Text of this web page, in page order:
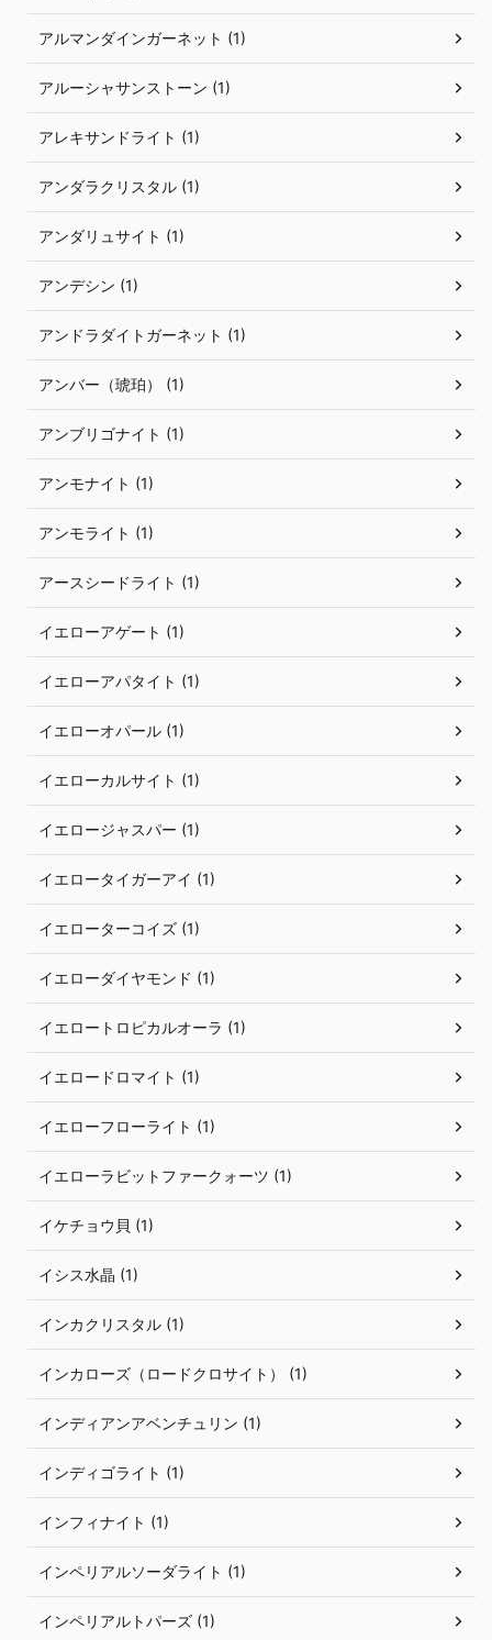
アルマンダインガーネット (1)
アルーシャサンストーン (1)
アレキサンドライト (1)
アンダラクリスタル (1)
アンダリュサイト (1)
アンデシン (1)
アンドラダイトガーネット (1)
アンバー（琥珀） (1)
アンブリゴナイト (1)
アンモナイト (1)
アンモライト (1)
アースシードライト (1)
イエローアゲート (1)
イエローアパタイト (1)
イエローオパール (1)
イエローカルサイト (1)
イエロージャスパー (1)
イエロータイガーアイ (1)
イエローターコイズ (1)
イエローダイヤモンド (1)
イエロートロピカルオーラ (1)
イエロードロマイト (1)
イエローフローライト (1)
イエローラビットファークォーツ (1)
イケチョウ貝 (1)
イシス水晶 (1)
インカクリスタル (1)
インカローズ（ロードクロサイト） (1)
インディアンアベンチュリン (1)
インディゴライト (1)
インフィナイト (1)
インペリアルソーダライト (1)
インペリアルトパーズ (1)